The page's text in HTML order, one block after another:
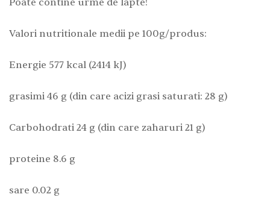
Valori nutritionale medii pe 100g/produs:
Energie 577 kcal (2414 kJ)
grasimi 46 g (din care acizi grasi saturati: 28 g)
Carbohodrati 24 g (din care zaharuri 21 g)
proteine 8.6 g
sare 0.02 g